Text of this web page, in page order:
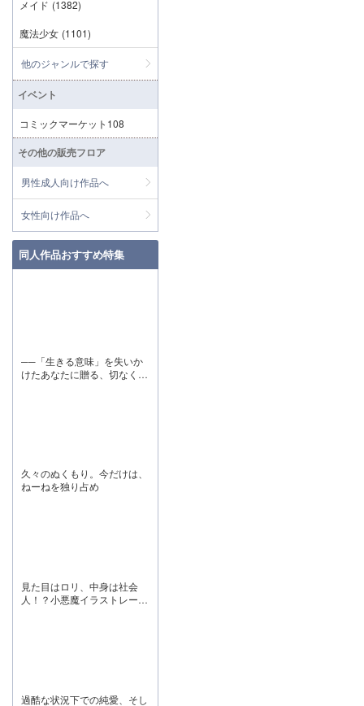
メイド (1382)
魔法少女 (1101)
他のジャンルで探す
イベント
コミックマーケット108
その他の販売フロア
男性成人向け作品へ
女性向け作品へ
同人作品おすすめ特集
──「生きる意味」を失いか
けたあなたに贈る、切なくも
久々のぬくもり。今だけは、
ねーねを独り占め
見た目はロリ、中身は社会
人！？小悪魔イラストレータ
過酷な状況下での純愛、そし